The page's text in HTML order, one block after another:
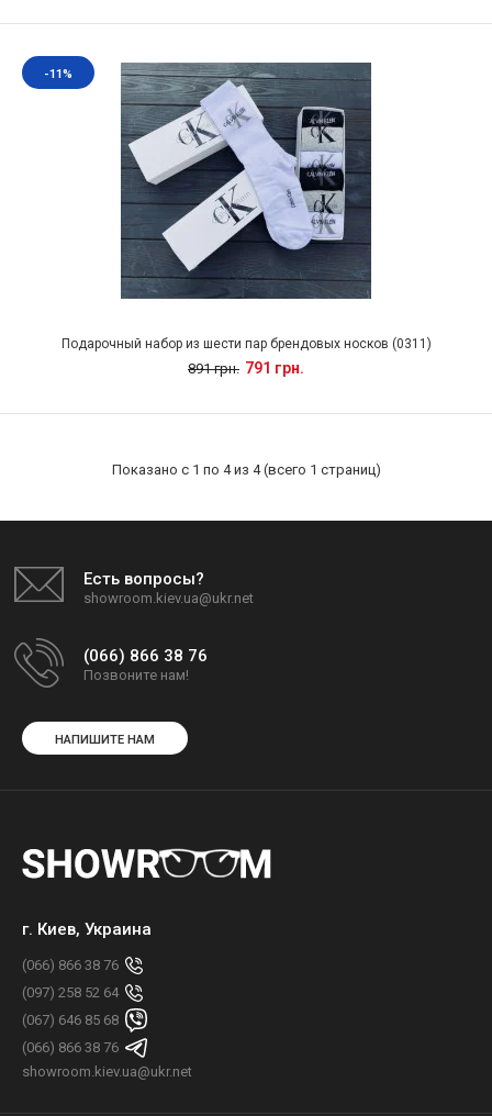
-11%
Подарочный набор из шести пар брендовых носков (0311)
891 грн. 791 грн.
Показано с 1 по 4 из 4 (всего 1 страниц)
Есть вопросы?
showroom.kiev.ua@ukr.net
(066) 866 38 76
Позвоните нам!
НАПИШИТЕ НАМ
г. Киев, Украина
(066) 866 38 76
(097) 258 52 64
(067) 646 85 68
(066) 866 38 76
showroom.kiev.ua@ukr.net